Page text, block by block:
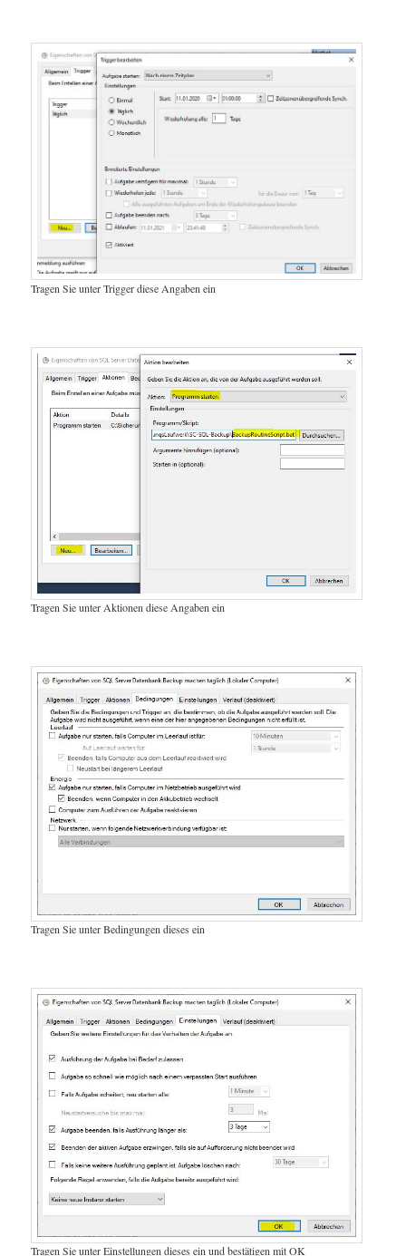
Tragen Sie unter Trigger diese Angaben ein
Tragen Sie unter Aktionen diese Angaben ein
Tragen Sie unter Bedingungen dieses ein
Tragen Sie unter Einstellungen dieses ein und bestätigen mit OK